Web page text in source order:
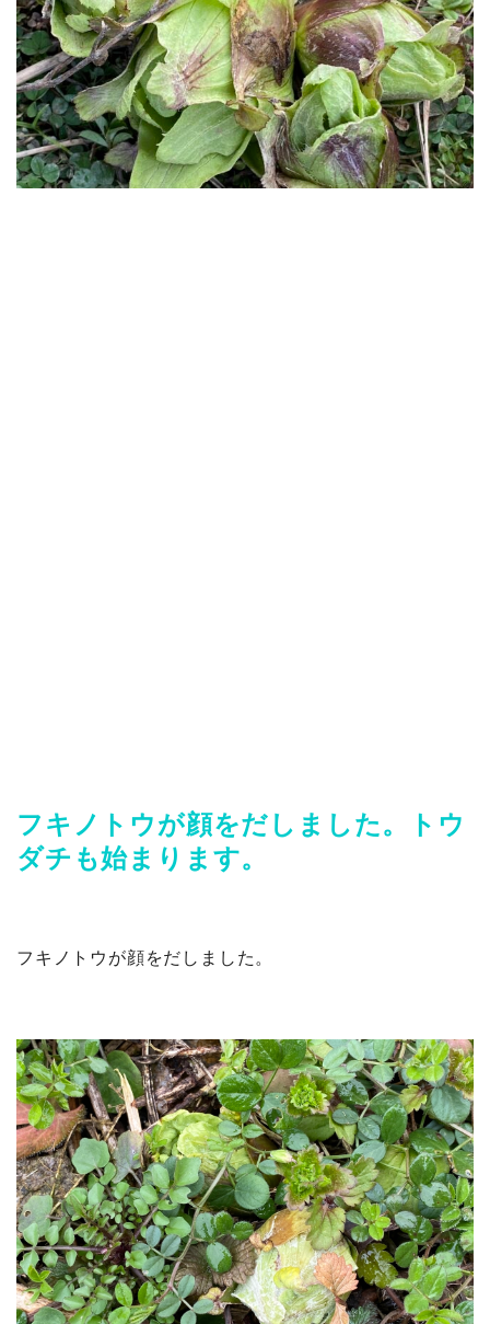
フキノトウが顔をだしました。トウ
ダチも始まります。
フキノトウが顔をだしました。